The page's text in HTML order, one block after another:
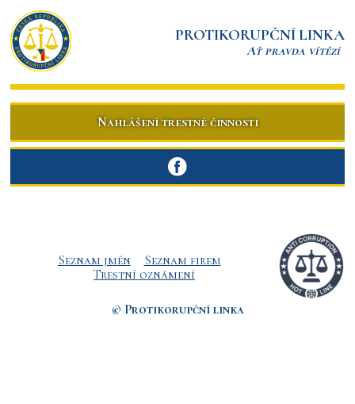
PROTIKORUPČNÍ LINKA
Ať pravda vítězí
Nahlášení trestné činnosti
Seznam jmén
Seznam firem
Trestní oznámení
© Protikorupční linka